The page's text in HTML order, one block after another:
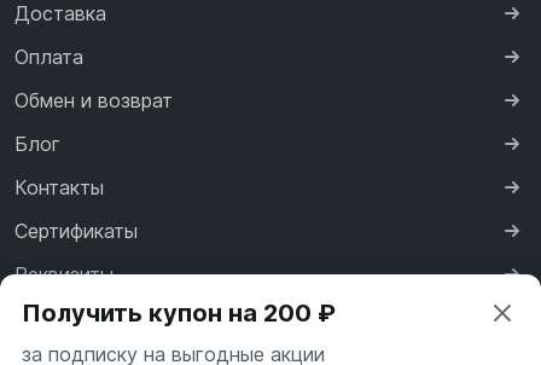
Доставка
Оплата
Обмен и возврат
Блог
Контакты
Сертификаты
Реквизиты
Договор оферты
Получить купон на 200 ₽
за подписку на выгодные акции